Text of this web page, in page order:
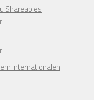
Shareables
Internationalen